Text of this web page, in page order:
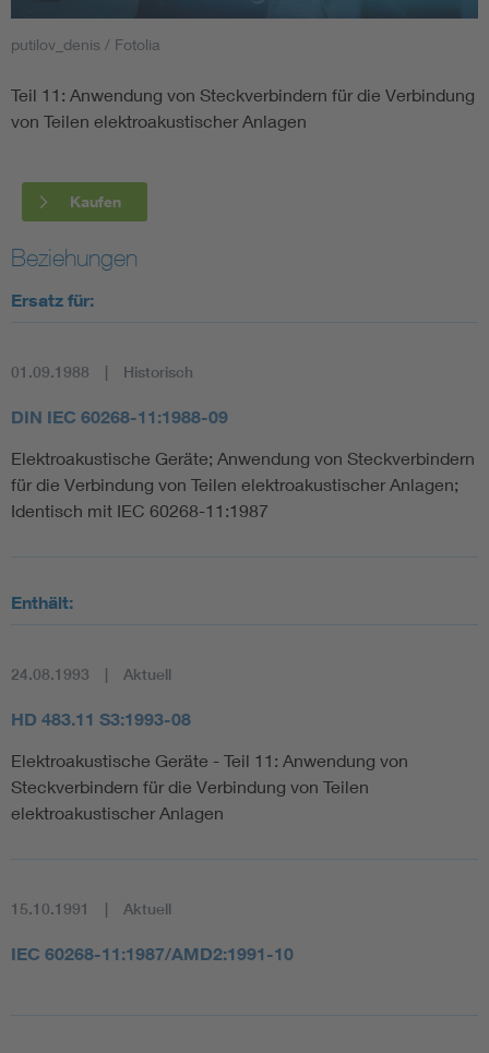
Smart Cities
DKE Fachinformationen im Kontext der Normung
Circular Economy für mehr Ressourceneffizienz
Elektrofachkraft (EFK)
putilov_denis / Fotolia
Teil 11: Anwendung von Steckverbindern für die Verbindung
von Teilen elektroakustischer Anlagen
Kaufen
Beziehungen
Ersatz für:
01.09.1988 Historisch
DIN IEC 60268-11:1988-09
Elektroakustische Geräte; Anwendung von Steckverbindern
für die Verbindung von Teilen elektroakustischer Anlagen;
Identisch mit IEC 60268-11:1987
Enthält:
24.08.1993 Aktuell
HD 483.11 S3:1993-08
Elektroakustische Geräte - Teil 11: Anwendung von
Steckverbindern für die Verbindung von Teilen
elektroakustischer Anlagen
15.10.1991 Aktuell
IEC 60268-11:1987/AMD2:1991-10